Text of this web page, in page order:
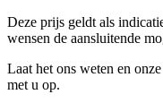
Deze prijs geldt als
wensen de aansluitende
Laat het ons weten en
met u op.